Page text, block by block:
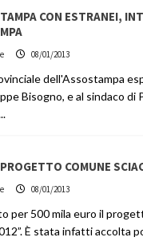
CON ESTRANEI,
08/01/2013
dell'Assostampa
Bisogno, e al sindaco di
COMUNE
08/01/2013
per 500 mila euro il
È stata infatti accolta